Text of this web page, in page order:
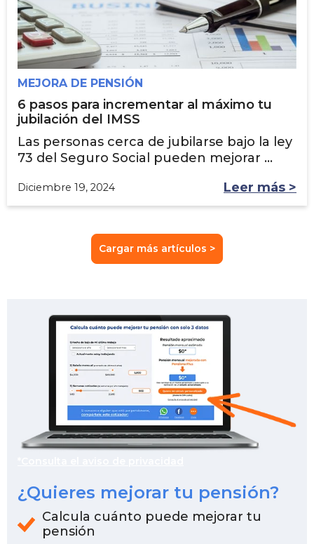
MEJORA DE PENSIÓN
6 pasos para incrementar al máximo tu
jubilación del IMSS
Las personas cerca de jubilarse bajo la ley
73 del Seguro Social pueden mejorar ...
Diciembre 19, 2024 Leer más >
Cargar más artículos >
¿Quieres mejorar tu pensión?
Calcula cuánto puede mejorar tu
pensión